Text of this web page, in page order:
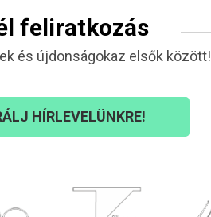
feliratkozás
és újdonságokaz elsők között!
HÍRLEVELÜNKRE!